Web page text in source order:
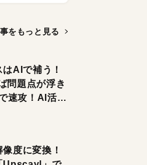
をもっと見る
AIで補う！
問題点が浮き
速攻！AI活用
度に変換！